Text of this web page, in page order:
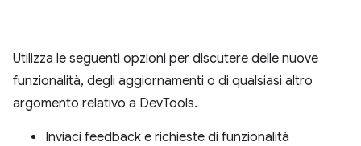
Utilizza le seguenti opzioni per discutere delle nuove
funzionalità, degli aggiornamenti o di qualsiasi altro
argomento relativo a DevTools.
Inviaci feedback e richieste di funzionalità